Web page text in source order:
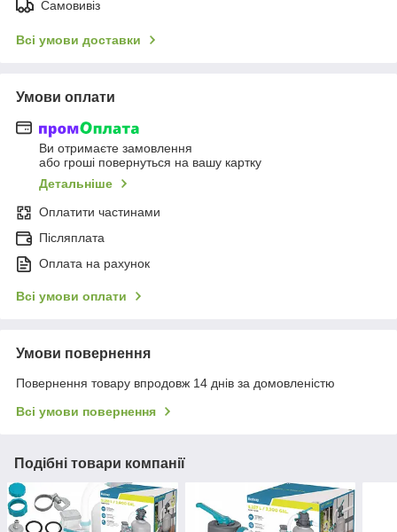
Самовивіз
Всі умови доставки
Умови оплати
Ви отримаєте замовлення
або гроші повернуться на вашу картку
Детальніше
Оплатити частинами
Післяплата
Оплата на рахунок
Всі умови оплати
Умови повернення
Повернення товару впродовж 14 днів за домовленістю
Всі умови повернення
Подібні товари компанії